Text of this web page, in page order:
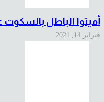
أميتوا الباطل بالسكوت
فبراير 14, 2021